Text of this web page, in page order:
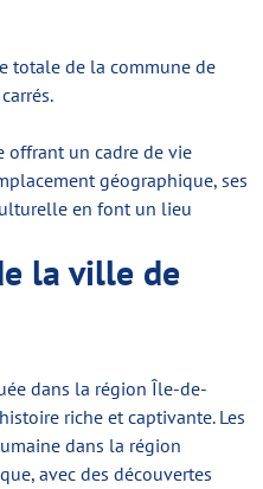
totale de la commune de
offrant un cadre de vie
géographique, ses
en font un lieu
la ville de
dans la région Île-de-
riche et captivante. Les
dans la région
avec des découvertes